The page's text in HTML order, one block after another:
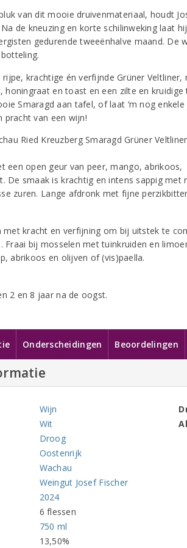
van dit mooie druivenmateriaal, houdt
de kneuzing en korte schilinweking laat
gedurende tweeënhalve maand. De
krachtige én verfijnde Grüner Veltliner,
honingraat en toast en een zilte en kruidige
Smaragd aan tafel, of laat ‘m nog enkele
pracht van een wijn!
een open geur van peer, mango, abrikoos,
De smaak is krachtig en intens sappig met
zuren. Lange afdronk met fijne
met kracht en verfijning om bij uitstek te
Fraai bij mosselen met tuinkruiden en
abrikoos en olijven of (vis)paella.
2 en 8 jaar na de oogst.
Onderscheidingen Beoordelingen
Wijn
Wit
Droog
Oostenrijk
Wachau
Weingut Josef Fischer
2024
6 flessen
750 ml
13,50%